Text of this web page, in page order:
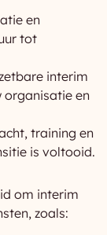
en
tot
interim
organisatie en
training en
is voltooid.
om interim
zoals: